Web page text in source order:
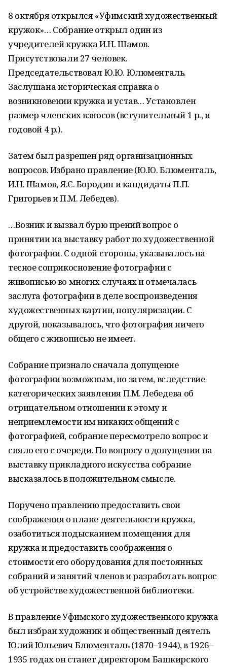
8 октября открылся «Уфимский художественный
кружок»… Собрание открыл один из
учредителей кружка И.Н. Шамов.
Присутствовали 27 человек.
Председательствовал Ю.Ю. Юлюменталь.
Заслушана историческая справка о
возникновении кружка и устав… Установлен
размер членских взносов (вступительный 1 р., и
годовой 4 р.).
Затем был разрешен ряд организационных
вопросов. Избрано правление (Ю.Ю. Блюменталь,
И.Н. Шамов, Я.С. Бородин и кандидаты П.П.
Григорьев и П.М. Лебедев).
…Возник и вызвал бурю прений вопрос о
принятии на выставку работ по художественной
фотографии. С одной стороны, указывалось на
тесное соприкосновение фотографии с
живописью во многих случаях и отмечалась
заслуга фотографии в деле воспроизведения
художественных картин, популяризации. С
другой, показывалось, что фотография ничего
общего с живописью не имеет.
Собрание признало сначала допущение
фотографии возможным, но затем, вследствие
категорических заявления П.М. Лебедева об
отрицательном отношении к этому и
неприемлемости им никаких общений с
фотографией, собрание пересмотрело вопрос и
сняло его с очереди. По вопросу о допущении на
выставку прикладного искусства собрание
высказалось в положительном смысле.
Поручено правлению предоставить свои
соображения о плане деятельности кружка,
озаботиться подысканием помещения для
кружка и предоставить соображения о
стоимости его оборудования для постоянных
собраний и занятий членов и разработать вопрос
об устройстве художественной библиотеки.
В правление Уфимского художественного кружка
был избран художник и общественный деятель
Юлий Юльевич Блюменталь (1870–1944), в 1926–
1935 годах он станет директором Башкирского